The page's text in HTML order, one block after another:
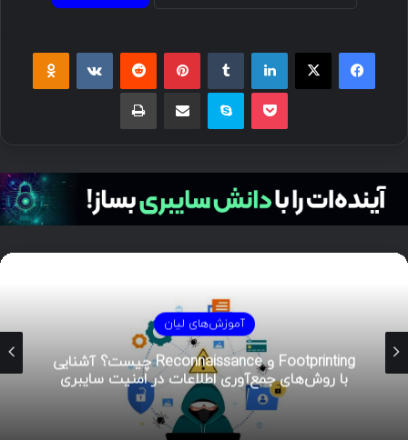
فیسبوک ایکس لینکداین پینتریست
پاکت اسکایپ چاپ
آموزش‌های لیان
Footprinting و Reconnaissance چیست؟ آشنایی
با روش‌های جمع‌آوری اطلاعات در امنیت سایبری